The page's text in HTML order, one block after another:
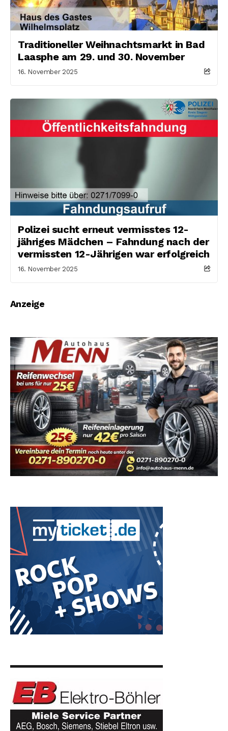
Traditioneller Weihnachtsmarkt in Bad
Laasphe am 29. und 30. November
16. November 2025
Polizei sucht erneut vermisstes 12-
jähriges Mädchen – Fahndung nach der
vermissten 12-Jährigen war erfolgreich
16. November 2025
Anzeige